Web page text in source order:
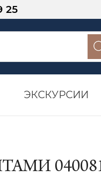
25
ЭКСКУРСИИ